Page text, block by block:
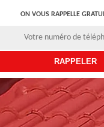
ON VOUS RAPPELLE